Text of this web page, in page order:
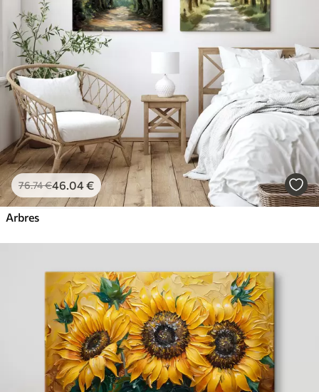
✓Résistant à la décoloration
✓Encre sûre et sans odeur
✓Surface type toile
✓Matériau écologique
76.74€46.04€
Arbres